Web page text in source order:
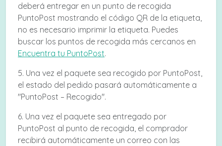
deberá entregar en un punto de recogida
PuntoPost mostrando el código QR de la etiqueta,
no es necesario imprimir la etiqueta. Puedes
buscar los puntos de recogida más cercanos en
Encuentra tu PuntoPost.
5. Una vez el paquete sea recogido por PuntoPost,
el estado del pedido pasará automáticamente a
"PuntoPost – Recogido".
6. Una vez el paquete sea entregado por
PuntoPost al punto de recogida, el comprador
recibirá automáticamente un correo con las